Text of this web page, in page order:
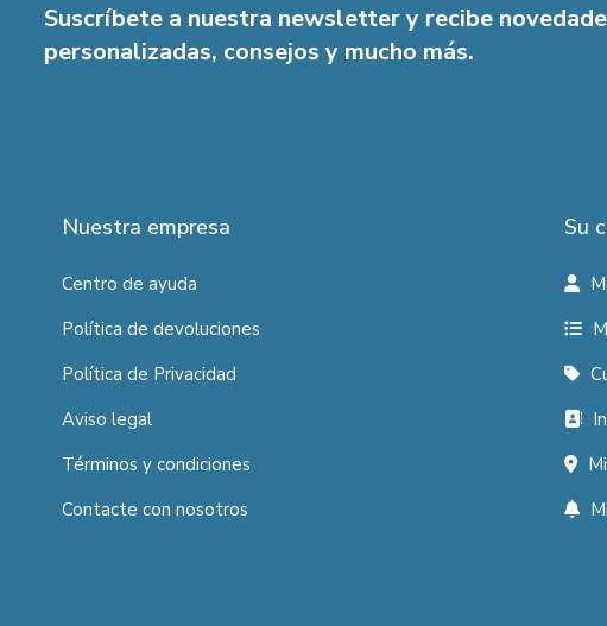
Suscríbete a nuestra newsletter y recibe
personalizadas, consejos y mucho más.
Nuestra empresa
Centro de ayuda
Política de devoluciones
Política de Privacidad
Aviso legal
Términos y condiciones
Contacte con nosotros
Su